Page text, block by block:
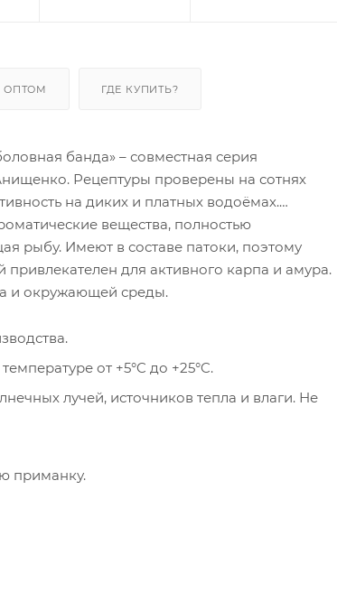
ОПТОМ ГДЕ КУПИТЬ?
банда» – совместная серия
Рецептуры проверены на сотнях
на диких и платных водоёмах.
вещества, полностью
рыбу. Имеют в составе патоки, поэтому
для активного карпа и амура.
и окружающей среды.
от +5°C до +25°C.
лучей, источников тепла и влаги. Не
приманку.